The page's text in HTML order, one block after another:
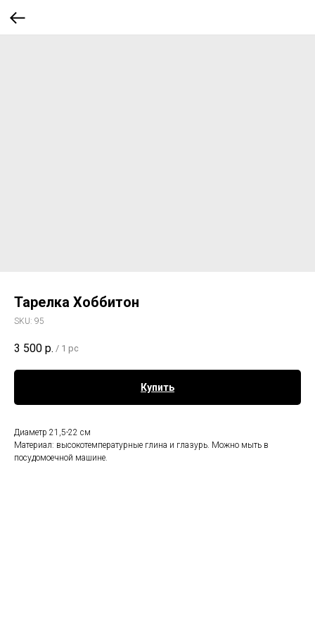
Тарелка Хоббитон
SKU: 95
3 500 р. / 1 pc
Купить
Диаметр 21,5-22 см
Материал: высокотемпературные глина и глазурь. Можно мыть в
посудомоечной машине.